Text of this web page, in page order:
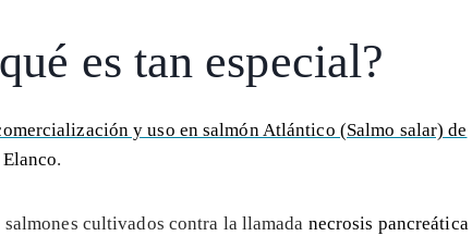
es tan especial?
y uso en salmón Atlántico (Salmo salar) de
Elanco.
cultivados contra la llamada necrosis pancreática